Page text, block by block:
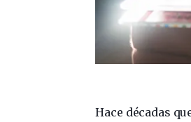
Hace décadas